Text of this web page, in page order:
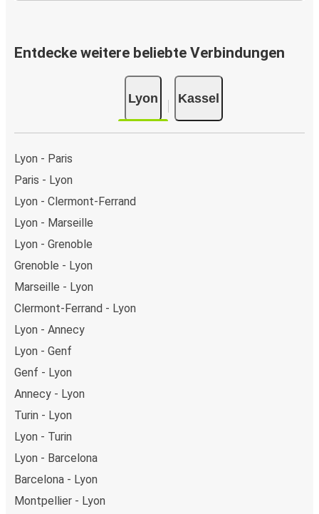
Entdecke weitere beliebte Verbindungen
Lyon Kassel
Lyon - Paris
Paris - Lyon
Lyon - Clermont-Ferrand
Lyon - Marseille
Lyon - Grenoble
Grenoble - Lyon
Marseille - Lyon
Clermont-Ferrand - Lyon
Lyon - Annecy
Lyon - Genf
Genf - Lyon
Annecy - Lyon
Turin - Lyon
Lyon - Turin
Lyon - Barcelona
Barcelona - Lyon
Montpellier - Lyon